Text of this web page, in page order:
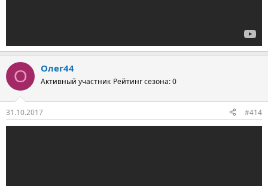
О Олег44
Активный участник Рейтинг сезона: 0
31.10.2017 #414